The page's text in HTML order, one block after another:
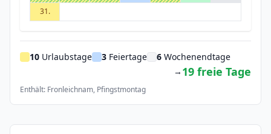
31.
10 Urlaubstage 3 Feiertage 6 Wochenendtage
→ 19 freie Tage
Enthält: Fronleichnam, Pfingstmontag